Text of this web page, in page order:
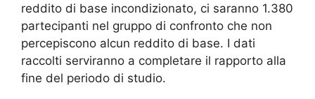
reddito di base incondizionato, ci saranno 1.380
partecipanti nel gruppo di confronto che non
percepiscono alcun reddito di base. I dati
raccolti serviranno a completare il rapporto alla
fine del periodo di studio.